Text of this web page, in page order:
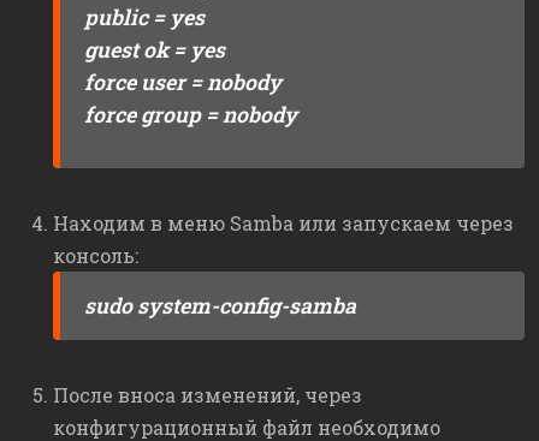
public = yes
guest ok = yes
force user = nobody
force group = nobody
Находим в меню Samba или запускаем через
консоль:
sudo system-config-samba
После вноса изменений, через
конфигурационный файл необходимо